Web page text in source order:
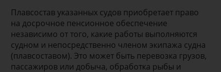
Плавсостав указанных судов приобретает право
на досрочное пенсионное обеспечение
независимо от того, какие работы выполняются
судном и непосредственно членом экипажа судна
(плавсоставом). Это может быть перевозка грузов,
пассажиров или добыча, обработка рыбы и